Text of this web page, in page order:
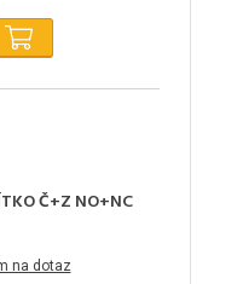
Č+Z NO+NC
na dotaz